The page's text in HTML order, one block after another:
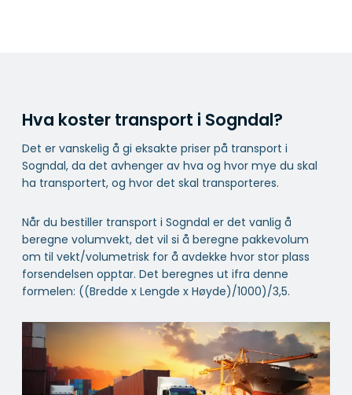
Hva koster transport i Sogndal?
Det er vanskelig å gi eksakte priser på transport i
Sogndal, da det avhenger av hva og hvor mye du skal
ha transportert, og hvor det skal transporteres.
Når du bestiller transport i Sogndal er det vanlig å
beregne volumvekt, det vil si å beregne pakkevolum
om til vekt/volumetrisk for å avdekke hvor stor plass
forsendelsen opptar. Det beregnes ut ifra denne
formelen: ((Bredde x Lengde x Høyde)/1000)/3,5.